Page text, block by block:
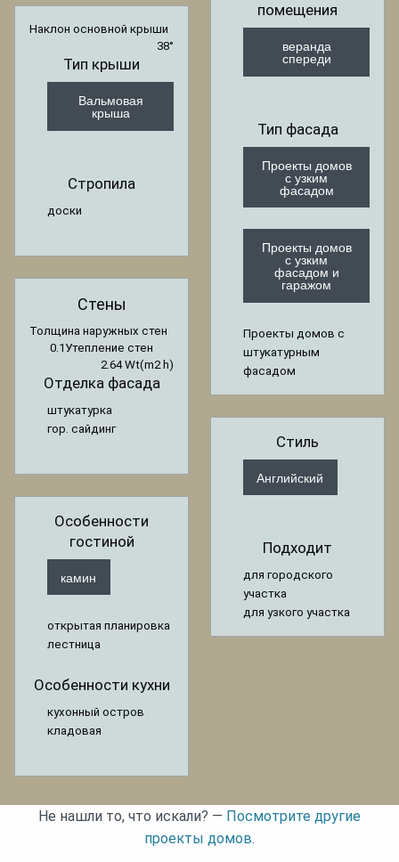
Наклон основной крыши
38°
Тип крыши
Вальмовая
крыша
Стропила
доски
Стены
Толщина наружных стен
0.1 Утепление стен
2.64 Wt(m2 h)
Отделка фасада
штукатурка
гор. сайдинг
Особенности
гостиной
камин
открытая планировка
лестница
Особенности кухни
кухонный остров
кладовая
помещения
веранда
спереди
Тип фасада
Проекты домов
с узким
фасадом
Проекты домов
с узким
фасадом и
гаражом
Проекты домов с
штукатурным
фасадом
Стиль
Английский
Подходит
для городского
участка
для узкого участка
Не нашли то, что искали? — Посмотрите другие
проекты домов.